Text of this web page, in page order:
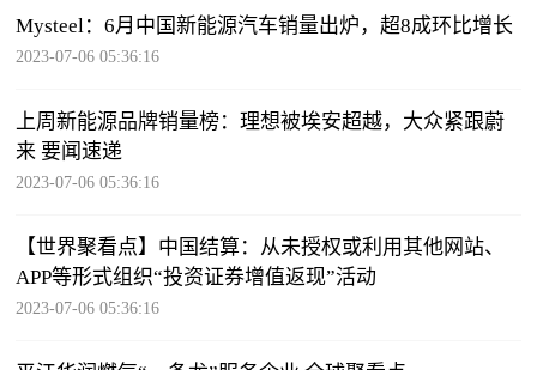
Mysteel：6月中国新能源汽车销量出炉，超8成环比增长
2023-07-06 05:36:16
上周新能源品牌销量榜：理想被埃安超越，大众紧跟蔚
来 要闻速递
2023-07-06 05:36:16
【世界聚看点】中国结算：从未授权或利用其他网站、
APP等形式组织“投资证券增值返现”活动
2023-07-06 05:36:16